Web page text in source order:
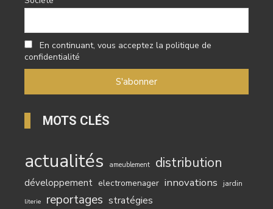
En continuant, vous acceptez la politique de
confidentialité
MOTS CLÉS
actualités ameublement distribution
développement electromenager innovations jardin
literie reportages stratégies